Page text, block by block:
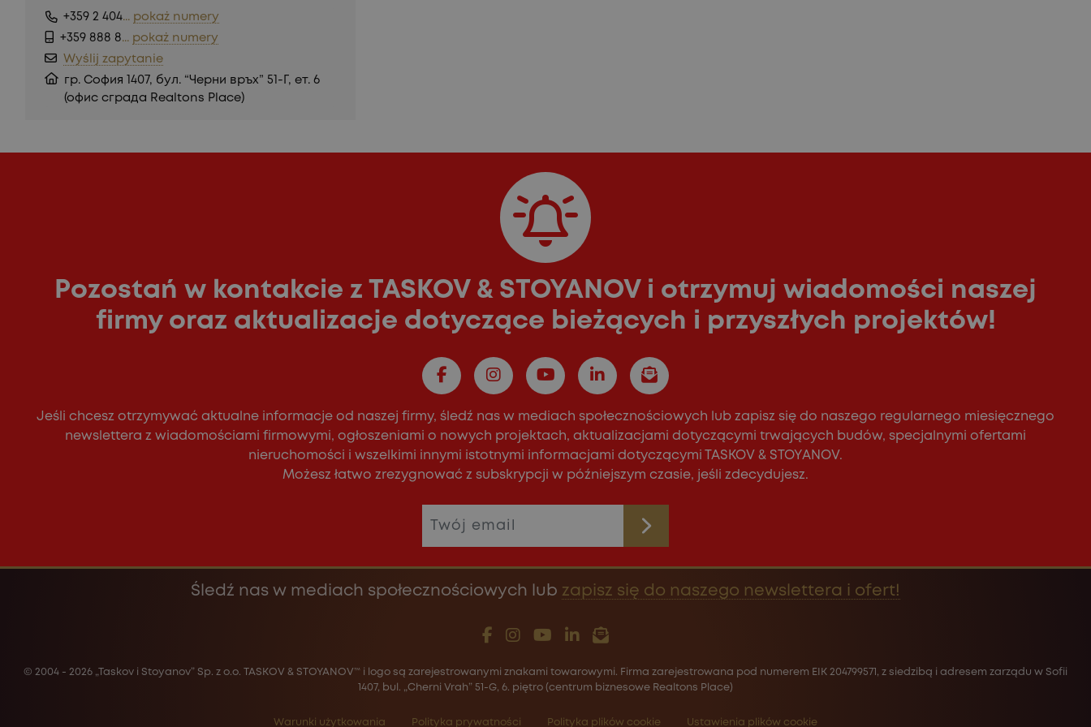
+359 2 404... pokaż numery
+359 888 8... pokaż numery
Wyślij zapytanie
гр. София 1407, бул. “Черни връх” 51-Г, ет. 6
(офис сграда Realtons Place)
Pozostań w kontakcie z TASKOV & STOYANOV i otrzymuj wiadomości naszej
firmy oraz aktualizacje dotyczące bieżących i przyszłych projektów!
Jeśli chcesz otrzymywać aktualne informacje od naszej firmy, śledź nas w mediach społecznościowych lub zapisz się do naszego regularnego miesięcznego
newslettera z wiadomościami firmowymi, ogłoszeniami o nowych projektach, aktualizacjami dotyczącymi trwających budów, specjalnymi ofertami
nieruchomości i wszelkimi innymi istotnymi informacjami dotyczącymi TASKOV & STOYANOV.
Możesz łatwo zrezygnować z subskrypcji w późniejszym czasie, jeśli zdecydujesz.
Śledź nas w mediach społecznościowych lub zapisz się do naszego newslettera i ofert!
© 2004 - 2026 „Taskov i Stoyanov” Sp. z o.o. TASKOV & STOYANOV™ i logo są zarejestrowanymi znakami towarowymi. Firma zarejestrowana pod numerem EIK 204799571, z siedzibą i adresem zarządu w Sofii
1407, bul. „Cherni Vrah” 51-G, 6. piętro (centrum biznesowe Realtons Place)
Warunki użytkowania Polityka prywatności Polityka plików cookie Ustawienia plików cookie